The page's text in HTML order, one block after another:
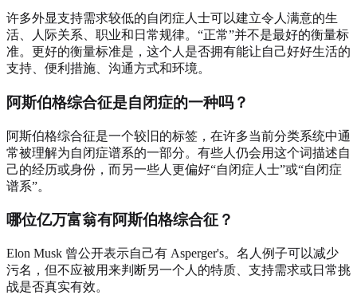
许多外显支持需求较低的自闭症人士可以建立令人满意的生
活、人际关系、职业和日常规律。“正常”并不是最好的衡量标
准。更好的衡量标准是，这个人是否拥有能让自己好好生活的
支持、便利措施、沟通方式和环境。
阿斯伯格综合征是自闭症的一种吗？
阿斯伯格综合征是一个较旧的标签，在许多当前分类系统中通
常被理解为自闭症谱系的一部分。有些人仍会用这个词描述自
己的经历或身份，而另一些人更偏好“自闭症人士”或“自闭症
谱系”。
哪位亿万富翁有阿斯伯格综合征？
Elon Musk 曾公开表示自己有 Asperger's。名人例子可以减少
污名，但不应被用来判断另一个人的特质、支持需求或日常挑
战是否真实有效。